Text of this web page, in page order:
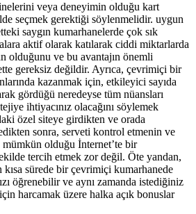
veya deneyimin olduğu kart
seçmek gerektiği söylenmelidir. uygun
saygın kumarhanelerde çok sık
aktif olarak katılarak ciddi miktarlarda
olduğunu ve bu avantajın önemli
gereksiz değildir. Ayrıca, çevrimiçi bir
kazanmak için, etkileyici sayıda
gördüğü neredeyse tüm nüansları
ihtiyacınız olacağını söylemek
özel siteye girdikten ve orada
sonra, serveti kontrol etmenin ve
olduğu İnternet’te bir
tercih etmek zor değil. Öte yandan,
sürede bir çevrimiçi kumarhanede
öğrenebilir ve aynı zamanda istediğiniz
harcamak üzere halka açık bonuslar